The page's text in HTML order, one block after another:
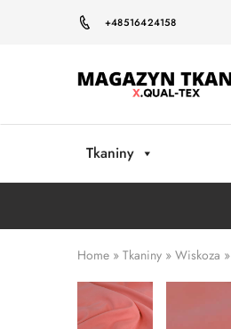
+48516424158
Magazyn
Tkaniny
Home » Tkaniny » Wiskoza »